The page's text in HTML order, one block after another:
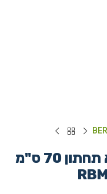
מקרר Bertazzoni מקפיא תחתון 70 ס"מ